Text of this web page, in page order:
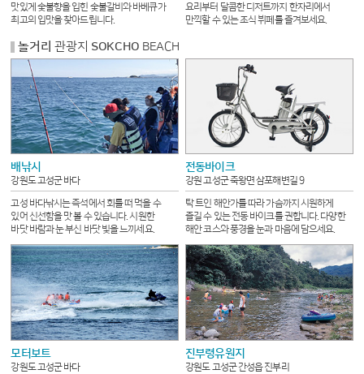
맛있게 숯불향을 입힌 숯불갈비와 바베큐가
최고의 입맛을 찾아드립니다.
요리부터 달콤한 디저트까지 한자리에서
만끽할 수 있는 조식 뷔페를 즐겨보세요.
놀거리 관광지 SOKCHO BEACH
배낚시
강원도 고성군 바다
고성 바다낚시는 즉석에서 회를 떠 먹을 수
있어 신선함을 맛 볼 수 있습니다. 시원한
바닷 바람과 눈 부신 바닷 빛을 느끼세요.
전동바이크
강원 고성군 죽왕면 삼포해변길 9
탁 트인 해안가를 따라 가슴까지 시원하게
즐길 수 있는 전동 바이크를 권합니다. 다양한
해안 코스와 풍경을 눈과 마음에 담으세요.
모터보트
강원도 고성군 바다
진부령유원지
강원도 고성군 간성읍 진부리